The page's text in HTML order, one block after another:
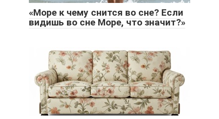
«Море к чему снится во сне? Если
видишь во сне Море, что значит?»